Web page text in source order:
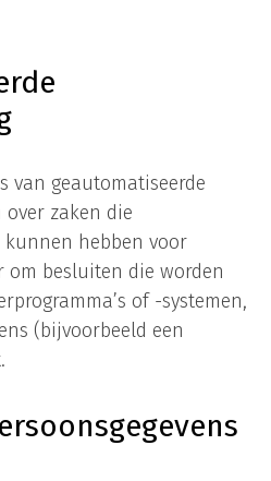
van geautomatiseerde
zaken die
hebben voor
om besluiten die worden
of -systemen,
(bijvoorbeeld een